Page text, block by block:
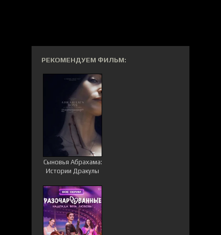
РЕКОМЕНДУЕМ ФИЛЬМ:
Сыновья Абрахама:
Истории Дракулы